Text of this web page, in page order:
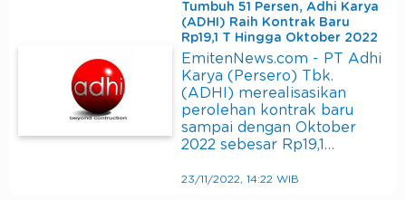
Tumbuh 51 Persen, Adhi Karya
(ADHI) Raih Kontrak Baru
Rp19,1 T Hingga Oktober 2022
EmitenNews.com - PT Adhi
Karya (Persero) Tbk.
(ADHI) merealisasikan
perolehan kontrak baru
sampai dengan Oktober
2022 sebesar Rp19,1…
23/11/2022, 14:22 WIB